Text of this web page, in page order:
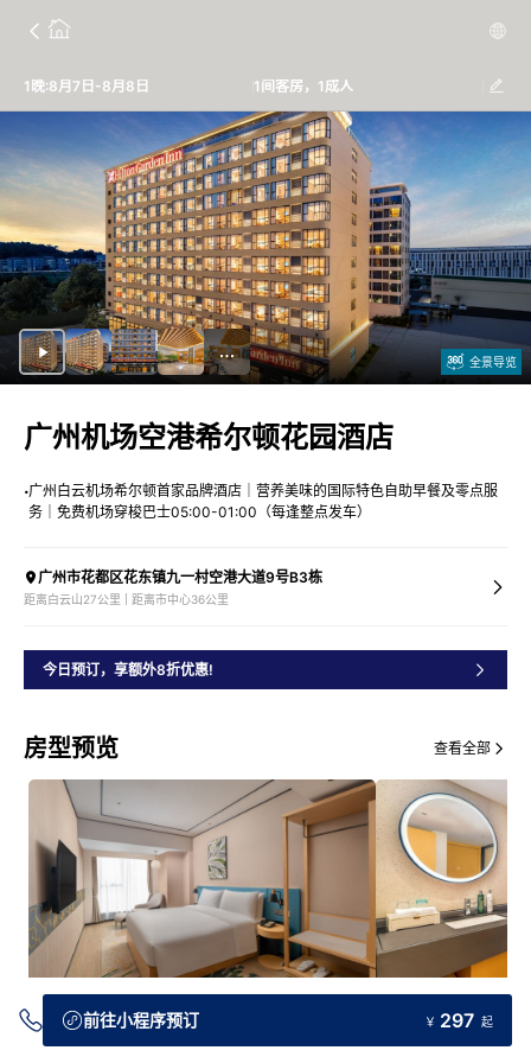
1晚:8月7日-8月8日 1间客房，1成人
全景导览
广州机场空港希尔顿花园酒店
广州白云机场希尔顿首家品牌酒店｜营养美味的国际特色自助早餐及零点服
务｜免费机场穿梭巴士05:00-01:00（每逢整点发车）
广州市花都区花东镇九一村空港大道9号B3栋
距离白云山27公里 | 距离市中心36公里
今日预订，享额外8折优惠!
房型预览 查看全部
前往小程序预订 ￥ 297 起